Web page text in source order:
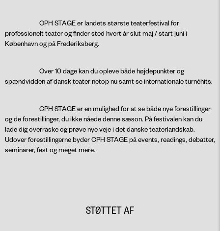
CPH STAGE er landets største teaterfestival for
professionelt teater og finder sted hvert år slut maj / start juni i
København og på Frederiksberg.
Over 10 dage kan du opleve både højdepunkter og
spændvidden af dansk teater netop nu samt se internationale turnéhits.
CPH STAGE er en mulighed for at se både nye forestillinger
og de forestillinger, du ikke nåede denne sæson. På festivalen kan du
lade dig overraske og prøve nye veje i det danske teaterlandskab.
Udover forestillingerne byder CPH STAGE på events, readings, debatter,
seminarer, fest og meget mere.
STØTTET AF